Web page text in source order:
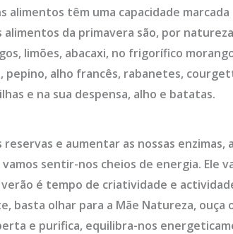
alimentos têm uma capacidade
alimentos da primavera são, por
limões, abacaxi, no frigorífico
pepino, alho francês, rabanetes,
e na sua despensa, alho e batatas.
reservas e aumentar as nossas
sentir-nos cheios de energia. Ele
verão é tempo de criatividade e
basta olhar para a Mãe Natureza,
e purifica, equilibra-nos